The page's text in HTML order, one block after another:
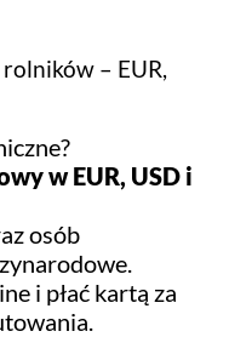
– EUR,
w EUR, USD i
osób
i płać kartą za